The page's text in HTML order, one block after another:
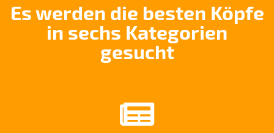
Es werden die besten Köpfe
in sechs Kategorien
gesucht